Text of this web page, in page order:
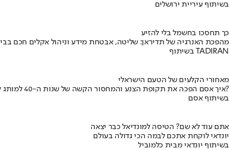
בשיתוף עיריית ירושלים
כך תחסכו בחשמל בלי להזיע
מהפכת האנרגיה של תדיראן: שליטה, אבטחת מידע וניהול אקלים חכם
בשיתוף TADIRAN
מאחורי הקלעים של הטעם הישראלי
איך אסם הפכה את תקופת הצנע והמחסור הקשה של שנות ה-40 למותג לאומי?
בשיתוף אסם
אתם עוד לא שם? הטיסה למונדיאל כבר יצאה
יונדאי לוקחת אתכם לבמה הכי גדולה בעולם
בשיתוף יונדאי מבית כלמוביל